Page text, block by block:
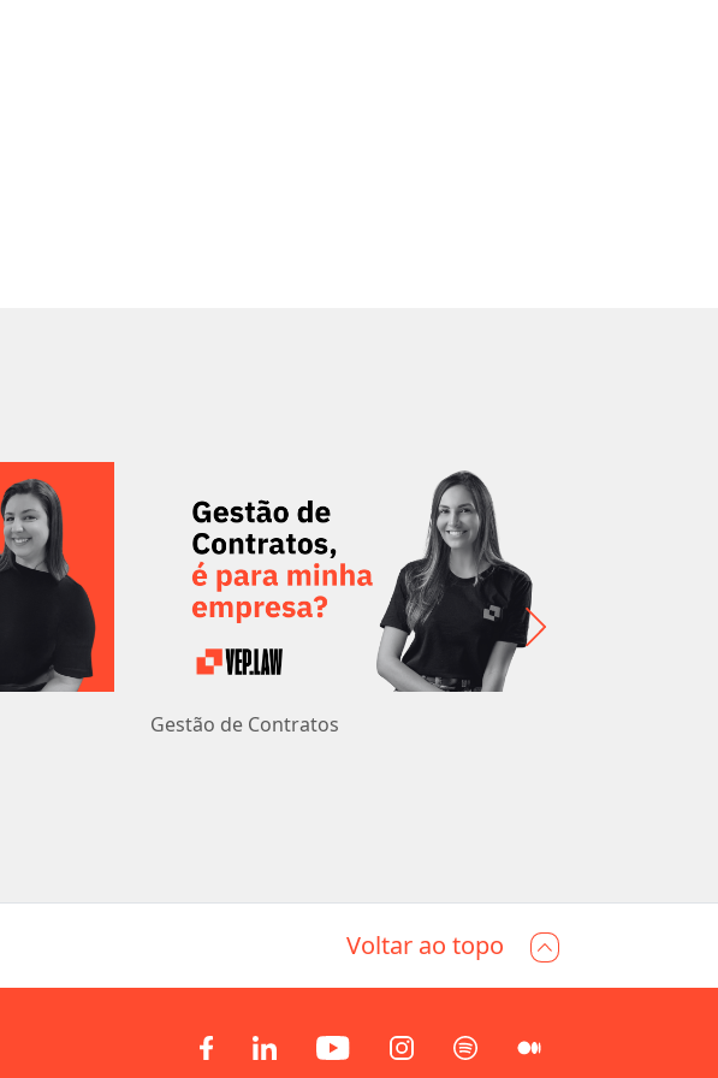
Gestão de Contratos
Voltar ao topo